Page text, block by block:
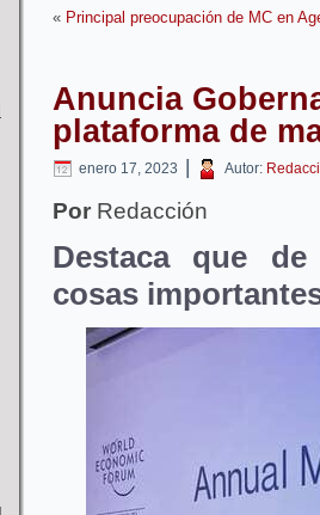
« Principal preocupación de MC en
Anuncia
plataforma de
enero 17, 2023 | Autor:
Por Redacción
Destaca que
cosas